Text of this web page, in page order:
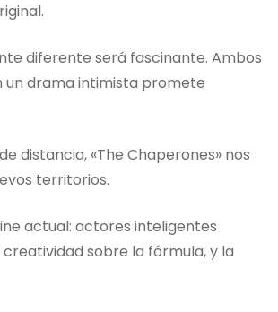
diferente será fascinante. Ambos
un drama intimista promete
distancia, «The Chaperones» nos
territorios.
actual: actores inteligentes
sobre la fórmula, y la